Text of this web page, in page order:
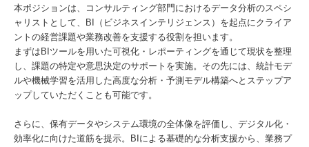
本ポジションは、コンサルティング部門におけるデータ分析のスペシ
ャリストとして、BI（ビジネスインテリジェンス）を起点にクライア
ントの経営課題や業務改善を支援する役割を担います。
まずはBIツールを用いた可視化・レポーティングを通じて現状を整理
し、課題の特定や意思決定のサポートを実施。その先には、統計モデ
ルや機械学習を活用した高度な分析・予測モデル構築へとステップア
ップしていただくことも可能です。
さらに、保有データやシステム環境の全体像を評価し、デジタル化・
効率化に向けた道筋を提示。BIによる基礎的な分析支援から、業務プ